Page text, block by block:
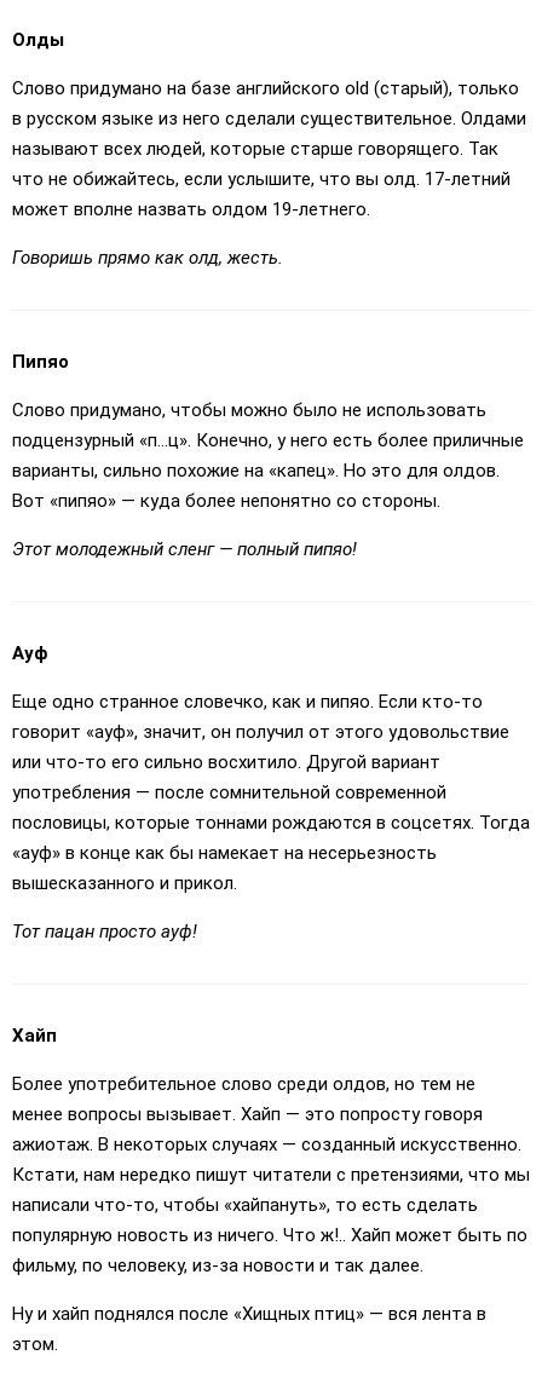
Олды
Слово придумано на базе английского old (старый), только
в русском языке из него сделали существительное. Олдами
называют всех людей, которые старше говорящего. Так
что не обижайтесь, если услышите, что вы олд. 17-летний
может вполне назвать олдом 19-летнего.
Говоришь прямо как олд, жесть.
Пипяо
Слово придумано, чтобы можно было не использовать
подцензурный «п...ц». Конечно, у него есть более приличные
варианты, сильно похожие на «капец». Но это для олдов.
Вот «пипяо» — куда более непонятно со стороны.
Этот молодежный сленг — полный пипяо!
Ауф
Еще одно странное словечко, как и пипяо. Если кто-то
говорит «ауф», значит, он получил от этого удовольствие
или что-то его сильно восхитило. Другой вариант
употребления — после сомнительной современной
пословицы, которые тоннами рождаются в соцсетях. Тогда
«ауф» в конце как бы намекает на несерьезность
вышесказанного и прикол.
Тот пацан просто ауф!
Хайп
Более употребительное слово среди олдов, но тем не
менее вопросы вызывает. Хайп — это попросту говоря
ажиотаж. В некоторых случаях — созданный искусственно.
Кстати, нам нередко пишут читатели с претензиями, что мы
написали что-то, чтобы «хайпануть», то есть сделать
популярную новость из ничего. Что ж!.. Хайп может быть по
фильму, по человеку, из-за новости и так далее.
Ну и хайп поднялся после «Хищных птиц» — вся лента в
этом.